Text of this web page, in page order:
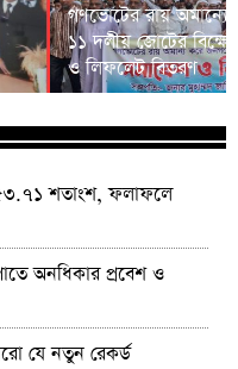
গণভোটের রায়
১১ দলীয় জোটের
ও লিফলেট বিতরণ
শতাংশ, ফলাফলে
অনধিকার প্রবেশ ও
যে নতুন রেকর্ড